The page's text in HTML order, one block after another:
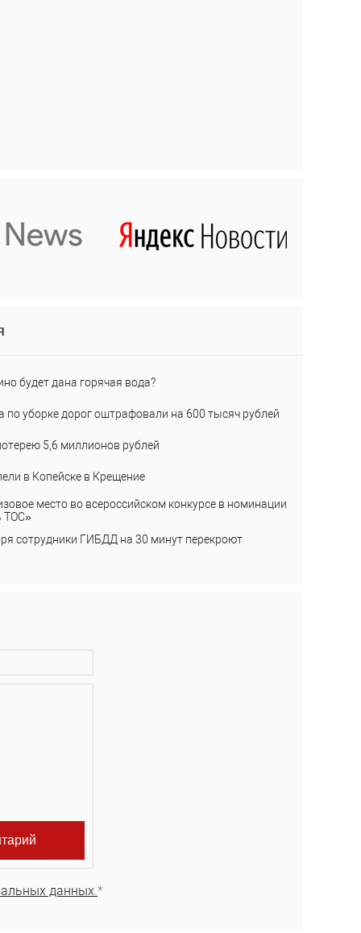
будет дана горячая вода?
по уборке дорог оштрафовали на 600 тысяч рублей
5,6 миллионов рублей
в Копейске в Крещение
место во всероссийском конкурсе в номинации
ТОС»
сотрудники ГИБДД на 30 минут перекроют
данных. *